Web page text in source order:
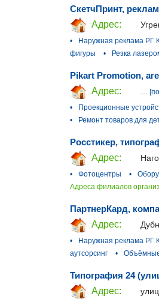
СкетчПринт,
Адрес:
•
Наружная реклама РГ
фигуры
• Резка
Pikart Promotion,
Адрес:
...
•
Проекционные
•
Ремонт товаров для
Росстикер,
Адрес:
•
Фотоцентры •
Адреса филиалов
ПартнерКард,
Адрес:
•
Наружная реклама РГ
аутсорсинг
•
Типография 24
Адрес: